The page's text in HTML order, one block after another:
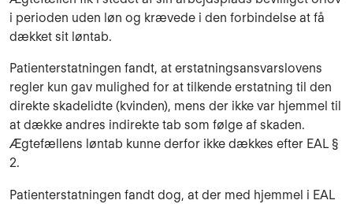
i perioden uden løn og kræ­vede i den forbindelse at få
dækket sit løntab.
Patienterstatningen fandt, at erstatningsansvarslovens
regler kun gav mulighed for at til­kende erstatning til den
direkte skadelidte (kvinden), mens der ikke var hjem­mel til
at dække andres indirekte tab som følge af skaden.
Ægtefællens løntab kunne derfor ikke dækkes efter EAL §
2.
Patienterstatningen fandt dog, at der med hjemmel i EAL